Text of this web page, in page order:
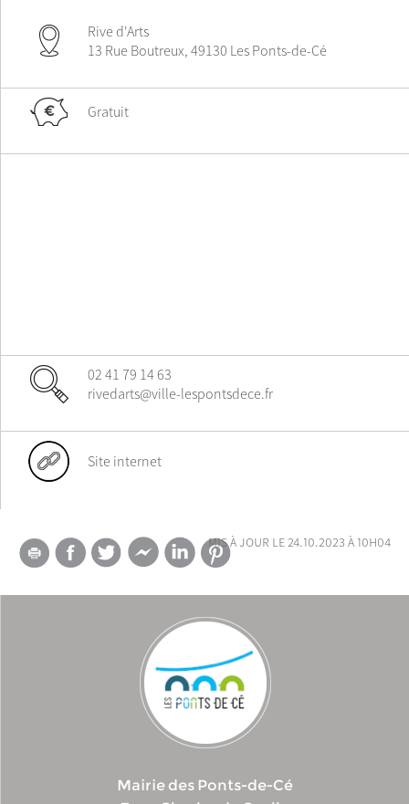
Rive d'Arts
13 Rue Boutreux, 49130 Les Ponts-de-Cé
Gratuit
02 41 79 14 63
rivedarts@ville-lespontsdece.fr
Site internet
mis à jour le 24.10.2023 à 10h04
Mairie des Ponts-de-Cé